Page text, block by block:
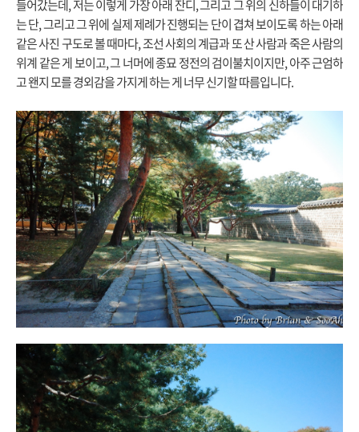
들어갔는데, 저는 이렇게 가장 아래 잔디, 그리고 그 위의 신하들이 대기하
는 단, 그리고 그 위에 실제 제례가 진행되는 단이 겹쳐 보이도록 하는 아래
같은 사진 구도로 볼 때마다, 조선 사회의 계급과 또 산 사람과 죽은 사람의
위계 같은 게 보이고, 그 너머에 종묘 정전의 검이불치이지만, 아주 근엄하
고 왠지 모를 경외감을 가지게 하는 게 너무 신기할 따름입니다.